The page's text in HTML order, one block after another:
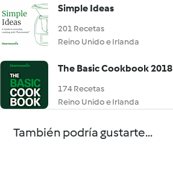
Simple Ideas
201 Recetas
Reino Unido e Irlanda
The Basic Cookbook 2018
174 Recetas
Reino Unido e Irlanda
También podría gustarte...